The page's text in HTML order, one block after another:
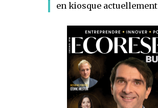
en kiosque actuellement